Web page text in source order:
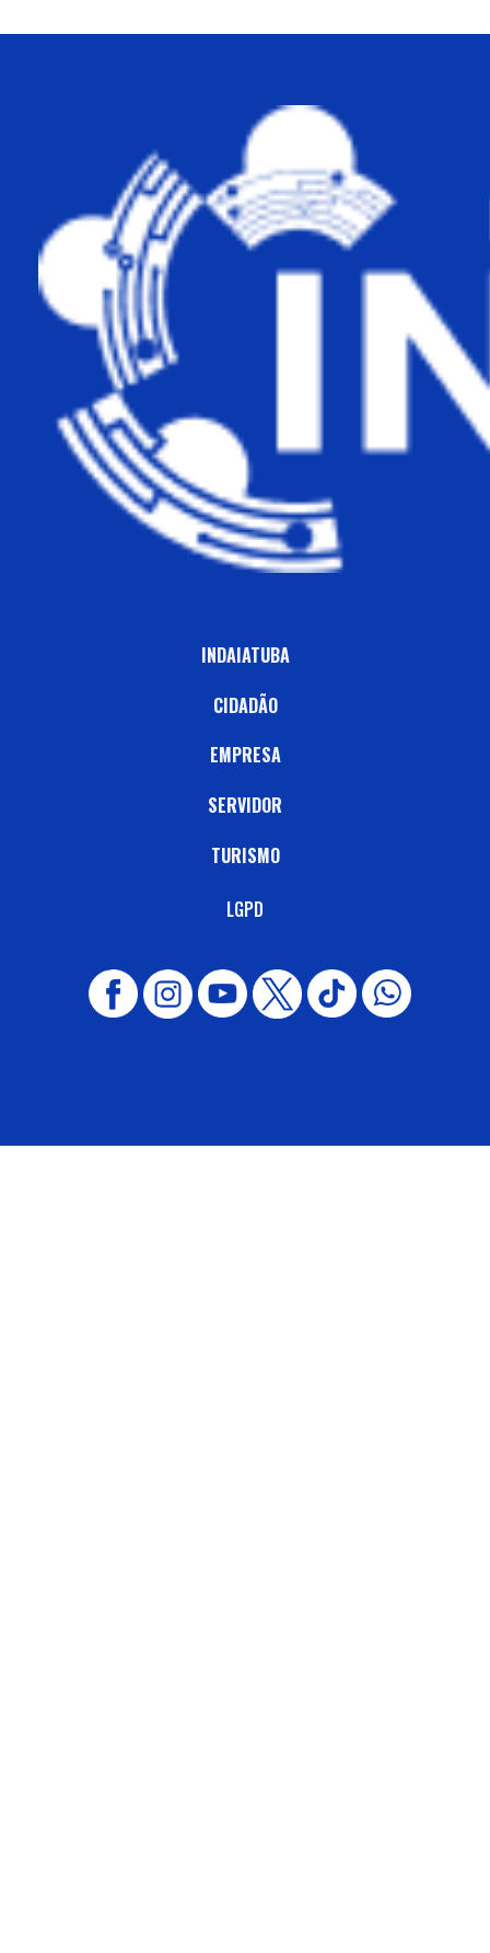
INDAIATUBA
CIDADÃO
EMPRESA
SERVIDOR
TURISMO
LGPD